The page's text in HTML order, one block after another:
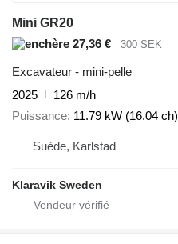
Mini GR20
27,36 €
300 SEK
Excavateur - mini-pelle
2025
126 m/h
Puissance 11.79 kW (16.04 ch)
Suède, Karlstad
Klaravik Sweden